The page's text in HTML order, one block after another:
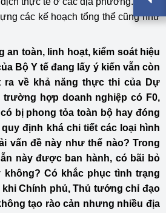
các kế hoạch tổng thể cũng như
an toàn, linh hoạt, kiểm soát hiệu
Bộ Y tế đang lấy ý kiến vẫn còn
ra về khả năng thực thi của Dự
trường hợp doanh nghiệp có F0,
bị phong tỏa toàn bộ hay đóng
định khá chi tiết các loại hình
vấn đề này như thế nào? Trong
này được ban hành, có bãi bỏ
không? Có khắc phục tình trạng
khi Chính phủ, Thủ tướng chỉ đạo
tạo rào cản nhưng nhiều địa